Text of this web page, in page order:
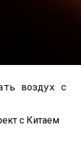
Труп
с Китаем